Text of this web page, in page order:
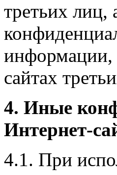
третьих лиц,
информации,
сайтах
4. Иные
Интернет-
4.1. При